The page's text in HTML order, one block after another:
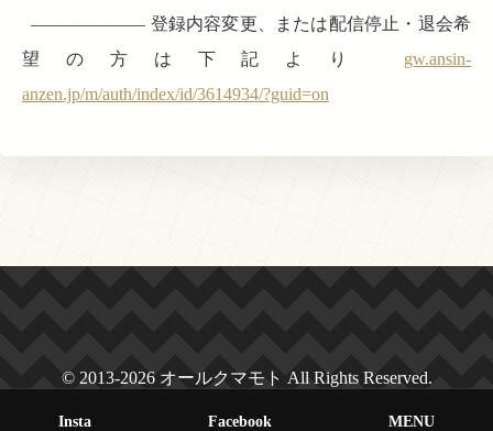
——————– 登録内容変更、または配信停止・退会希
望の方は下記より gw.ansin-
anzen.jp/m/auth/index/id/3614934/?guid=on
© 2013-2026 オールクマモト All Rights Reserved.
Insta Facebook MENU